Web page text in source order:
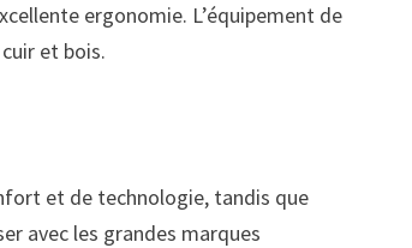
ergonomie. L’équipement de
et bois.
et de technologie, tandis que
avec les grandes marques